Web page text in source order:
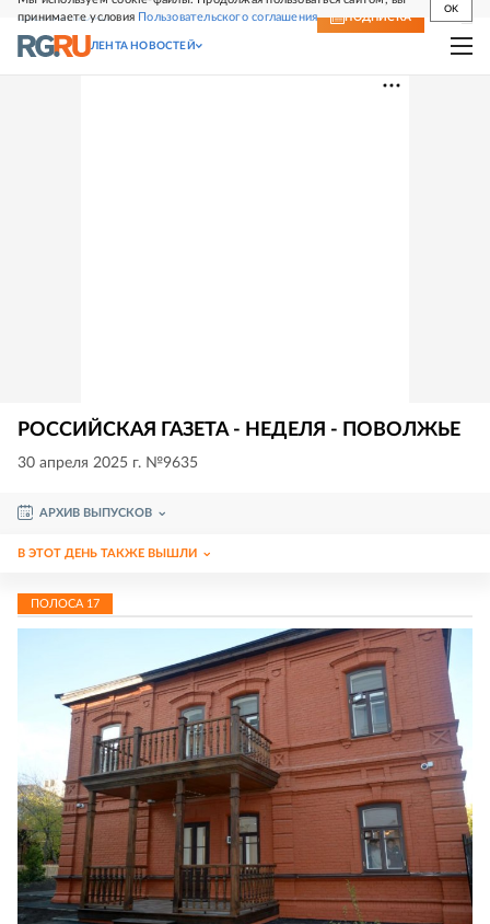
принимаете условия Пользовательского соглашения
OK
СВЕЖИЙ НОМЕР ПОДПИСКА
ЛЕНТА НОВОСТЕЙ
РОССИЙСКАЯ ГАЗЕТА - НЕДЕЛЯ - ПОВОЛЖЬЕ
30 апреля 2025 г. №9635
АРХИВ ВЫПУСКОВ
В ЭТОТ ДЕНЬ ТАКЖЕ ВЫШЛИ
ПОЛОСА 17